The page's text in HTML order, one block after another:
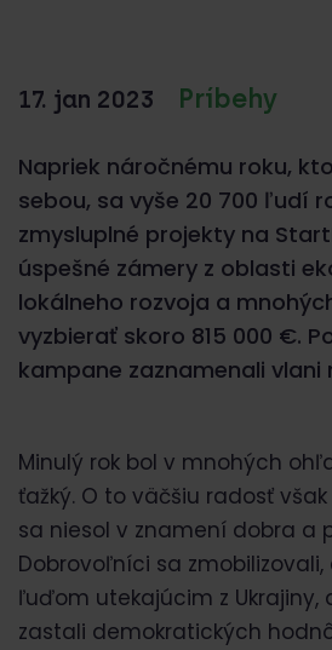
17. jan 2023 Príbehy
Napriek náročnému roku,
sebou, sa vyše 20 700 ľudí
zmysluplné projekty na
úspešné zámery z oblasti
lokálneho rozvoja a
vyzbierať skoro 815 000 €.
kampane zaznamenali vlani
Minulý rok bol v mnohých
ťažký. O to väčšiu radosť
sa niesol v znamení dobra a
Dobrovoľníci sa
ľuďom utekajúcim z Ukrajiny,
zastali demokratických